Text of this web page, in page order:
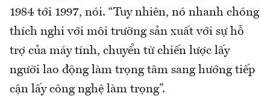
1984 tới 1997, nói. “Tuy nhiên, nó nhanh chóng
thích nghi với môi trường sản xuất với sự hỗ
trợ của máy tính, chuyển từ chiến lược lấy
người lao động làm trọng tâm sang hướng tiếp
cận lấy công nghệ làm trọng”.